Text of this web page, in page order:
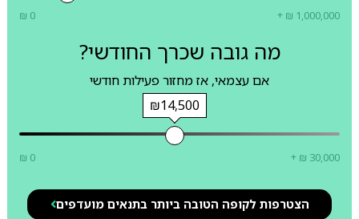
₪ 0 + ₪ 1,000,000
מה גובה שכרך החודשי?
אם עצמאי, אז מחזור פעילות חודשי
₪14,500
₪ 0 + ₪ 30,000
הצטרפות לקופה הטובה ביותר בתנאים מועדפים